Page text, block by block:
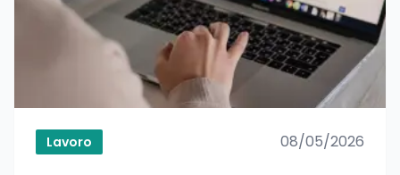
Lavoro 08/05/2026